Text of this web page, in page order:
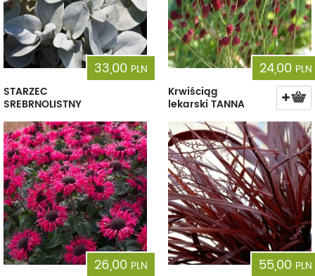
33,00 PLN
STARZEC
SREBRNOLISTNY
24,00 PLN
Krwiściąg
lekarski TANNA
26,00 PLN
55,00 PLN